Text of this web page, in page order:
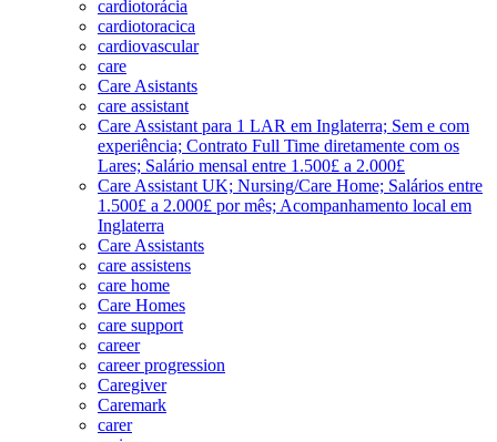
cardiotorácia
cardiotoracica
cardiovascular
care
Care Asistants
care assistant
Care Assistant para 1 LAR em Inglaterra; Sem e com
experiência; Contrato Full Time diretamente com os
Lares; Salário mensal entre 1.500£ a 2.000£
Care Assistant UK; Nursing/Care Home; Salários entre
1.500£ a 2.000£ por mês; Acompanhamento local em
Inglaterra
Care Assistants
care assistens
care home
Care Homes
care support
career
career progression
Caregiver
Caremark
carer